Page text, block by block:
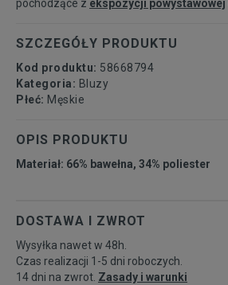
dostępności
pochodzące z ekspozycji powystawowej
SZCZEGÓŁY PRODUKTU
Kod produktu: 58668794
Kategoria: Bluzy
Płeć: Męskie
OPIS PRODUKTU
Materiał: 66% bawełna, 34% poliester
DOSTAWA I ZWROT
Wysyłka nawet w 48h.
Czas realizacji 1-5 dni roboczych.
14 dni na zwrot. Zasady i warunki